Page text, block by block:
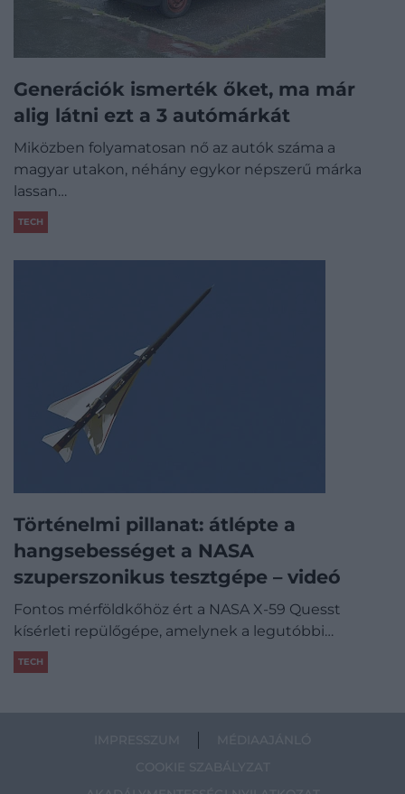
Generációk ismerték őket, ma már
alig látni ezt a 3 autómárkát
Miközben folyamatosan nő az autók száma a
magyar utakon, néhány egykor népszerű márka
lassan…
TECH
Történelmi pillanat: átlépte a
hangsebességet a NASA
szuperszonikus tesztgépe – videó
Fontos mérföldkőhöz ért a NASA X-59 Quesst
kísérleti repülőgépe, amelynek a legutóbbi…
TECH